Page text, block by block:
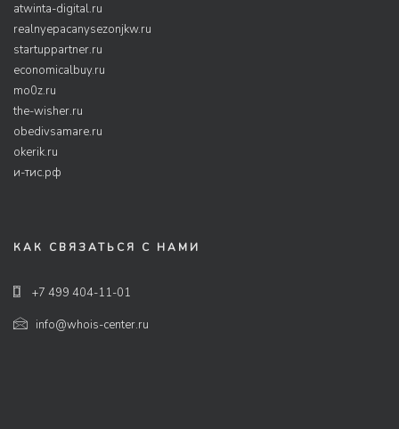
atwinta-digital.ru
realnyepacanysezonjkw.ru
startuppartner.ru
economicalbuy.ru
mo0z.ru
the-wisher.ru
obedivsamare.ru
okerik.ru
и-тис.рф
КАК СВЯЗАТЬСЯ С НАМИ
+7 499 404-11-01
info@whois-center.ru